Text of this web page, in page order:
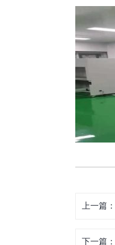
上一篇
下一篇